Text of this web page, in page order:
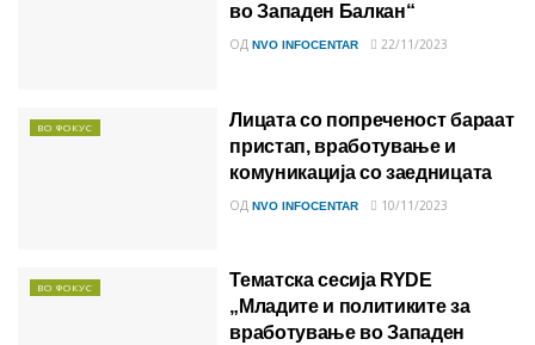
во Западен Балкан“
ОД NVO INFOCENTAR 22/11/2023
ВО ФОКУС
Лицата со попреченост бараат
пристап, вработување и
комуникација со заедницата
ОД NVO INFOCENTAR 10/11/2023
ВО ФОКУС
Тематска сесија RYDE
„Младите и политиките за
вработување во Западен